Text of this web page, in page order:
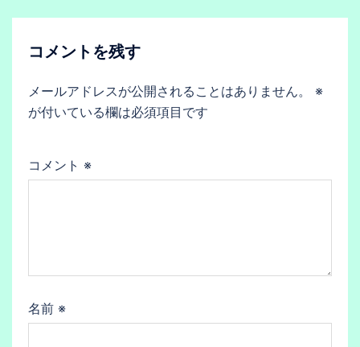
コメントを残す
メールアドレスが公開されることはありません。
※
が付いている欄は必須項目です
コメント ※
名前 ※